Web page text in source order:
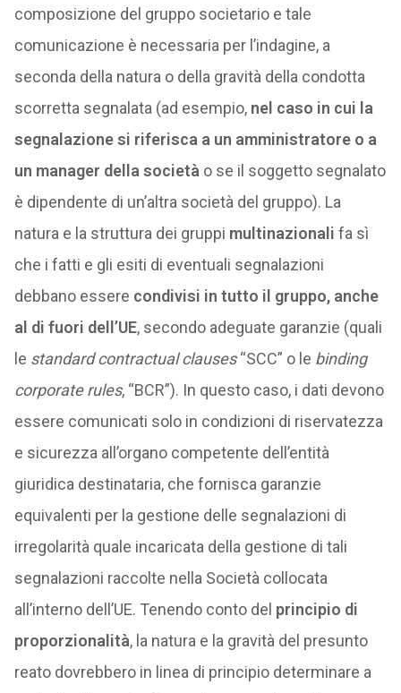
composizione del gruppo societario e tale
comunicazione è necessaria per l’indagine, a
seconda della natura o della gravità della condotta
scorretta segnalata (ad esempio, nel caso in cui la
segnalazione si riferisca a un amministratore o a
un manager della società o se il soggetto segnalato
è dipendente di un’altra società del gruppo). La
natura e la struttura dei gruppi multinazionali fa sì
che i fatti e gli esiti di eventuali segnalazioni
debbano essere condivisi in tutto il gruppo, anche
al di fuori dell’UE, secondo adeguate garanzie (quali
le standard contractual clauses“SCC” o le binding
corporate rules, “BCR”). In questo caso, i dati devono
essere comunicati solo in condizioni di riservatezza
e sicurezza all’organo competente dell’entità
giuridica destinataria, che fornisca garanzie
equivalenti per la gestione delle segnalazioni di
irregolarità quale incaricata della gestione di tali
segnalazioni raccolte nella Società collocata
all’interno dell’UE. Tenendo conto del principio di
proporzionalità, la natura e la gravità del presunto
reato dovrebbero in linea di principio determinare a